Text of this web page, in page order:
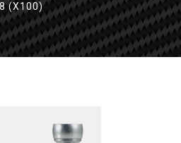
(X100)